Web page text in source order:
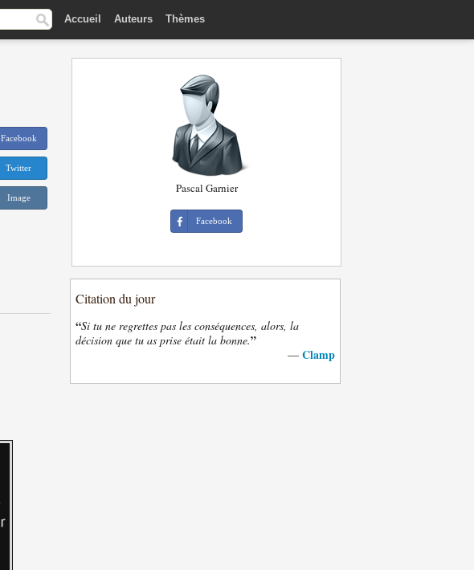
Accueil Auteurs Thèmes
Facebook
Twitter
Image
Pascal Garnier
Facebook
Citation du jour
“Si tu ne regrettes pas les conséquences, alors, la
décision que tu as prise était la bonne.”
— Clamp